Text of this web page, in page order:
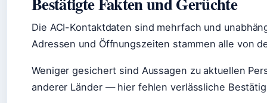
Die ACI-Kontaktdaten sind mehrfach und
Adressen und Öffnungszeiten stammen alle von
Weniger gesichert sind Aussagen zu aktuellen
anderer Länder — hier fehlen verlässliche